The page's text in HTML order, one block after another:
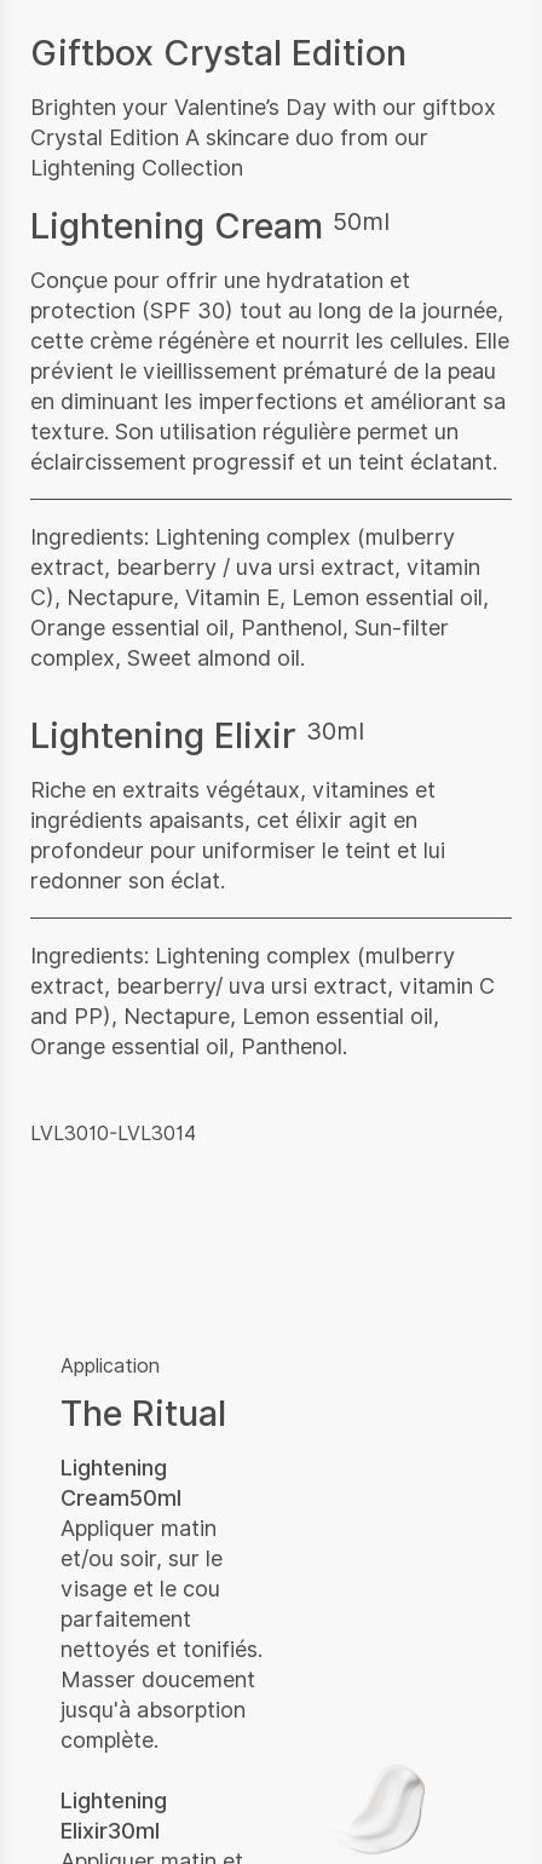
Giftbox Crystal Edition
Brighten your Valentine’s Day with our giftbox
Crystal Edition A skincare duo from our
Lightening Collection
Lightening Cream 50ml
Conçue pour offrir une hydratation et
protection (SPF 30) tout au long de la journée,
cette crème régénère et nourrit les cellules. Elle
prévient le vieillissement prématuré de la peau
en diminuant les imperfections et améliorant sa
texture. Son utilisation régulière permet un
éclaircissement progressif et un teint éclatant.
Ingredients: Lightening complex (mulberry
extract, bearberry / uva ursi extract, vitamin
C), Nectapure, Vitamin E, Lemon essential oil,
Orange essential oil, Panthenol, Sun-filter
complex, Sweet almond oil.
Lightening Elixir 30ml
Riche en extraits végétaux, vitamines et
ingrédients apaisants, cet élixir agit en
profondeur pour uniformiser le teint et lui
redonner son éclat.
Ingredients: Lightening complex (mulberry
extract, bearberry/ uva ursi extract, vitamin C
and PP), Nectapure, Lemon essential oil,
Orange essential oil, Panthenol.
LVL3010-LVL3014
Application
The Ritual
Lightening
Cream50ml
Appliquer matin
et/ou soir, sur le
visage et le cou
parfaitement
nettoyés et tonifiés.
Masser doucement
jusqu'à absorption
complète.
Lightening
Elixir30ml